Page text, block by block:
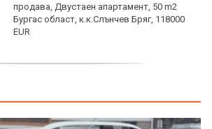
продава, Двустаен апартамент, 50 m2
Бургас област, к.к.Слънчев Бряг, 118000
EUR